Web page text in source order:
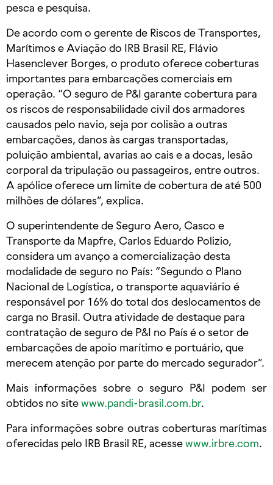
pesca e pesquisa.
De acordo com o gerente de Riscos de Transportes,
Marítimos e Aviação do IRB Brasil RE, Flávio
Hasenclever Borges, o produto oferece coberturas
importantes para embarcações comerciais em
operação. “O seguro de P&I garante cobertura para
os riscos de responsabilidade civil dos armadores
causados pelo navio, seja por colisão a outras
embarcações, danos às cargas transportadas,
poluição ambiental, avarias ao cais e a docas, lesão
corporal da tripulação ou passageiros, entre outros.
A apólice oferece um limite de cobertura de até 500
milhões de dólares”, explica.
O superintendente de Seguro Aero, Casco e
Transporte da Mapfre, Carlos Eduardo Polizio,
considera um avanço a comercialização desta
modalidade de seguro no País: “Segundo o Plano
Nacional de Logística, o transporte aquaviário é
responsável por 16% do total dos deslocamentos de
carga no Brasil. Outra atividade de destaque para
contratação de seguro de P&I no País é o setor de
embarcações de apoio marítimo e portuário, que
merecem atenção por parte do mercado segurador”.
Mais informações sobre o seguro P&I podem ser
obtidos no sitewww.pandi-brasil.com.br.
Para informações sobre outras coberturas marítimas
oferecidas pelo IRB Brasil RE, acessewww.irbre.com.